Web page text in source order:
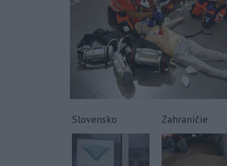
Slovensko Zahraničie